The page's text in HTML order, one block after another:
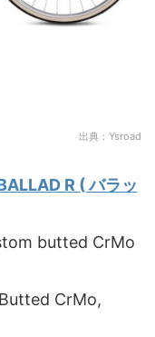
出典：Ysroad
R ( バラッ
butted CrMo
CrMo,